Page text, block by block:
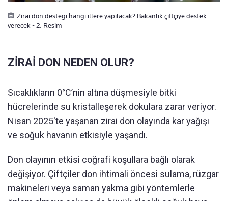
Zirai don desteği hangi illere yapılacak? Bakanlık çiftçiye destek
verecek - 2. Resim
ZİRAİ DON NEDEN OLUR?
Sıcaklıkların 0°C’nin altına düşmesiyle bitki
hücrelerinde su kristalleşerek dokulara zarar veriyor.
Nisan 2025'te yaşanan zirai don olayında kar yağışı
ve soğuk havanın etkisiyle yaşandı.
Don olayının etkisi coğrafi koşullara bağlı olarak
değişiyor. Çiftçiler don ihtimali öncesi sulama, rüzgar
makineleri veya saman yakma gibi yöntemlerle